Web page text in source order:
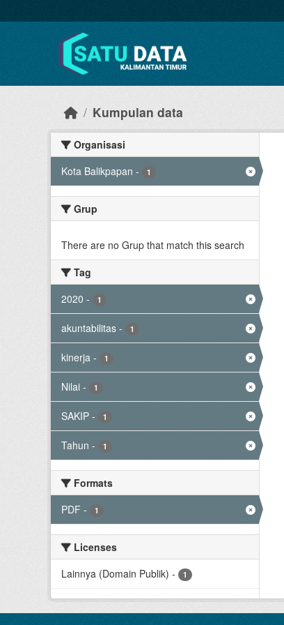
Kumpulan data
Organisasi
Kota Balikpapan - 1
Grup
There are no Grup that match this search
Tag
2020 - 1
akuntabilitas - 1
kinerja - 1
Nilai - 1
SAKIP - 1
Tahun - 1
Formats
PDF - 1
Licenses
Lainnya (Domain Publik) - 1